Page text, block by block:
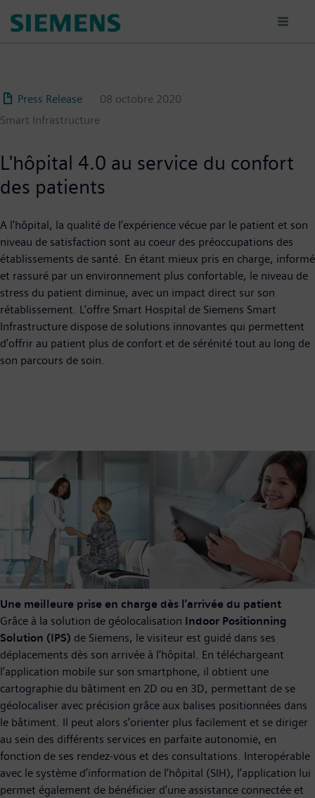
au
Press Release
08 octobre 2020
Smart Infrastructure
L'hôpital 4.0 au service du confort
des patients
A l’hôpital, la qualité de l’expérience vécue par le patient et son
niveau de satisfaction sont au coeur des préoccupations des
établissements de santé. En étant mieux pris en charge, informé
et rassuré par un environnement plus confortable, le niveau de
stress du patient diminue, avec un impact direct sur son
rétablissement. L’offre Smart Hospital de Siemens Smart
Infrastructure dispose de solutions innovantes qui permettent
d’offrir au patient plus de confort et de sérénité tout au long de
son parcours de soin.
Une meilleure prise en charge dès l'arrivée du patient
Grâce à la solution de géolocalisation Indoor Positionning
Solution (IPS) de Siemens, le visiteur est guidé dans ses
déplacements dès son arrivée à l’hôpital. En téléchargeant
l’application mobile sur son smartphone, il obtient une
cartographie du bâtiment en 2D ou en 3D, permettant de se
géolocaliser avec précision grâce aux balises positionnées dans
le bâtiment. Il peut alors s’orienter plus facilement et se diriger
au sein des différents services en parfaite autonomie, en
fonction de ses rendez-vous et des consultations. Interopérable
avec le système d’information de l’hôpital (SIH), l’application lui
permet également de bénéficier d’une assistance connectée et